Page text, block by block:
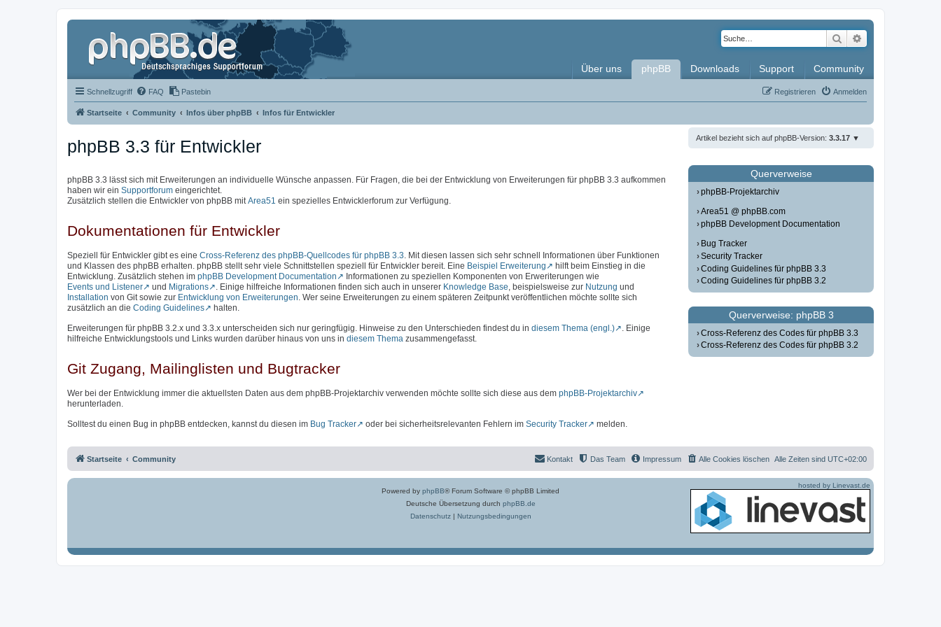
Suche
Über uns phpBB Downloads Support Community
Schnellzugriff FAQ Pastebin Anmelden
Registrieren
Startseite Community Infos über phpBB Infos für Entwickler
phpBB 3.3 für Entwickler Artikel bezieht sich auf phpBB-Version: 3.3.17
phpBB 3.3 lässt sich mit Erweiterungen an individuelle Wünsche anpassen. Für Fragen, die bei der Entwicklung von Erweiterungen für phpBB 3.3 aufkommen
haben wir ein Supportforum eingerichtet.
Zusätzlich stellen die Entwickler von phpBB mitArea51 ein spezielles Entwicklerforum zur Verfügung.
Dokumentationen für Entwickler
Speziell für Entwickler gibt es eine Cross-Referenz des phpBB-Quellcodes für phpBB 3.3 . Mit diesen lassen sich sehr schnell Informationen über Funktionen
und Klassen des phpBB erhalten. phpBB stellt sehr viele Schnittstellen speziell für Entwickler bereit. Eine Beispiel Erweiterung
hilft beim Einstieg in die
Entwicklung. Zusätzlich stehen im phpBB Development Documentation
Informationen zu speziellen Komponenten von Erweriterungen wie
Events und Listener
und Migrations . Einige hilfreiche Informationen finden sich auch in unserer Knowledge Base , beispielsweise zur Nutzung und
Installation von Git sowie zur Entwicklung von Erweiterungen . Wer seine Erweiterungen zu einem späteren Zeitpunkt veröffentlichen möchte sollte sich
zusätzlich an die Coding Guidelines halten.
Erweiterungen für phpBB 3.2.x und 3.3.x unterscheiden sich nur geringfügig. Hinweise zu den Unterschieden findest du in diesem Thema (engl.)
. Einige
hilfreiche Entwicklungstools und Links wurden darüber hinaus von uns in diesem Thema zusammengefasst.
Git Zugang, Mailinglisten und Bugtracker
Wer bei der Entwicklung immer die aktuellsten Daten aus dem phpBB-Projektarchiv verwenden möchte sollte sich diese aus dem phpBB-Projektarchiv
herunterladen.
Solltest du einen Bug in phpBB entdecken, kannst du diesen im Bug Tracker oder bei sicherheitsrelevanten Fehlern im Security Tracker melden.
Querverweise
phpBB-Projektarchiv
Area51 @ phpBB.com
phpBB Development Documentation
Bug Tracker
Security Tracker
Coding Guidelines für phpBB 3.3
Coding Guidelines für phpBB 3.2
Querverweise: phpBB 3
Cross-Referenz des Codes für phpBB 3.3
Cross-Referenz des Codes für phpBB 3.2
Startseite Community Alle Zeiten sind UTC+02:00
Alle Cookies löschen
Impressum
Das Team
Kontakt
Powered by phpBB® Forum Software © phpBB Limited
Deutsche Übersetzung durch phpBB.de
Datenschutz| Nutzungsbedingungen
hosted by Linevast.de